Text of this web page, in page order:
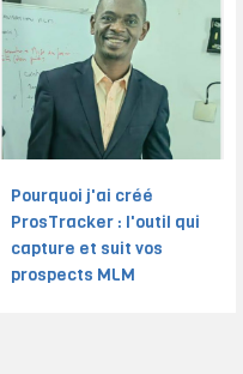
Pourquoi j'ai créé
ProsTracker : l'outil qui
capture et suit vos
prospects MLM